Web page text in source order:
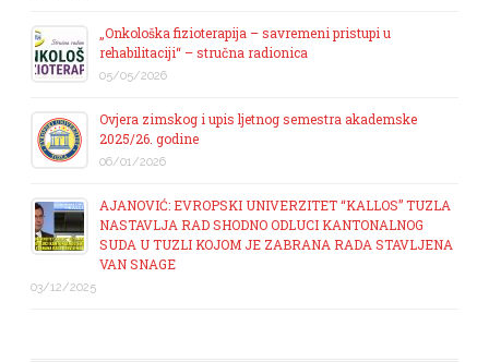
„Onkološka fizioterapija – savremeni pristupi u
rehabilitaciji“ – stručna radionica
05/05/2026
Ovjera zimskog i upis ljetnog semestra akademske
2025/26. godine
06/01/2026
AJANOVIĆ: EVROPSKI UNIVERZITET “KALLOS” TUZLA
NASTAVLJA RAD SHODNO ODLUCI KANTONALNOG
SUDA U TUZLI KOJOM JE ZABRANA RADA STAVLJENA
VAN SNAGE
03/12/2025